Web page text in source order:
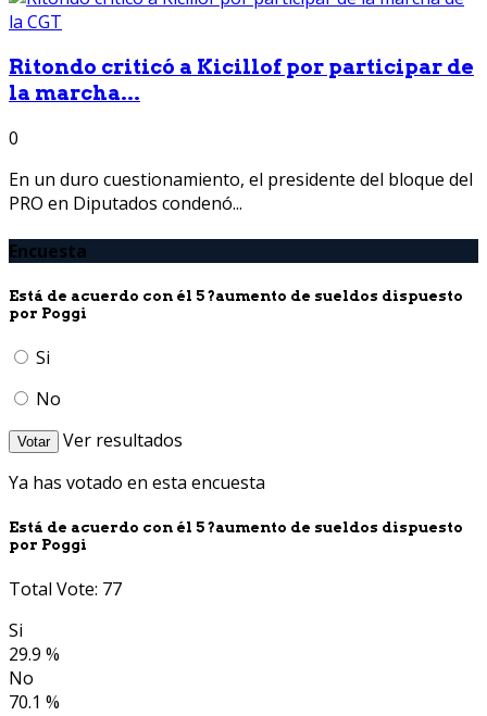
Ritondo criticó a Kicillof por participar de
la marcha...
0
En un duro cuestionamiento, el presidente del bloque del
PRO en Diputados condenó...
Encuesta
Está de acuerdo con él 5 ?aumento de sueldos dispuesto
por Poggi
Si
No
Votar
Ver resultados
Ya has votado en esta encuesta
Está de acuerdo con él 5 ?aumento de sueldos dispuesto
por Poggi
Total Vote: 77
Si
29.9 %
No
70.1 %